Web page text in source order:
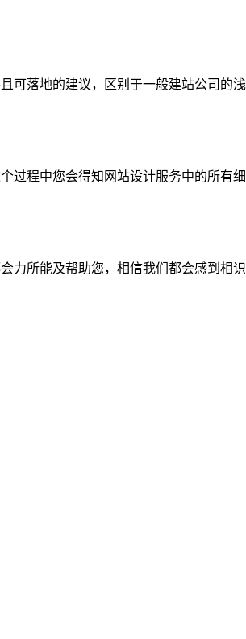
可落地的建议，区别于一般建站公司的
过程中您会得知网站设计服务中的所有
力所能及帮助您，相信我们都会感到相